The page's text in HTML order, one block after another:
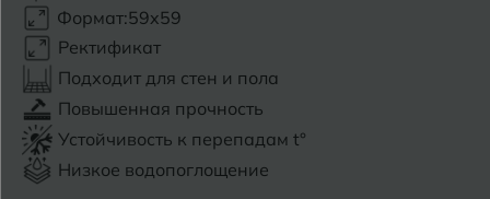
Формат:59x59
Ректификат
Подходит для стен и пола
Повышенная прочность
Устойчивость к перепадам t°
Низкое водопоглощение
Брянск
Бугульма
Бугуруслан